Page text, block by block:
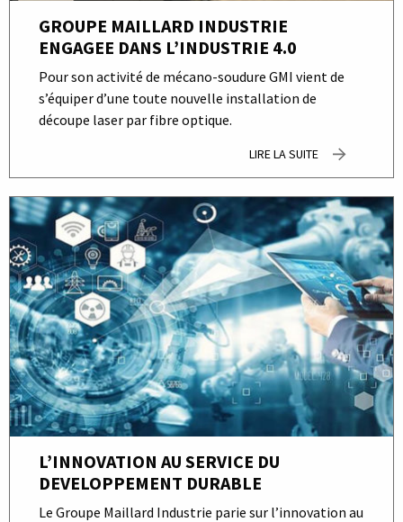
GROUPE MAILLARD INDUSTRIE
ENGAGEE DANS L’INDUSTRIE 4.0
Pour son activité de mécano-soudure GMI vient de
s’équiper d’une toute nouvelle installation de
découpe laser par fibre optique.
LIRE LA SUITE
L’INNOVATION AU SERVICE DU
DEVELOPPEMENT DURABLE
Le Groupe Maillard Industrie parie sur l’innovation au